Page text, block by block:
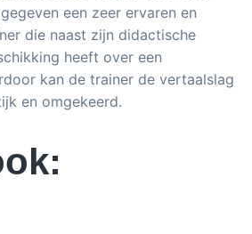
een zeer ervaren en
die naast zijn didactische
heeft over een
kan de trainer de vertaalslag
en omgekeerd.